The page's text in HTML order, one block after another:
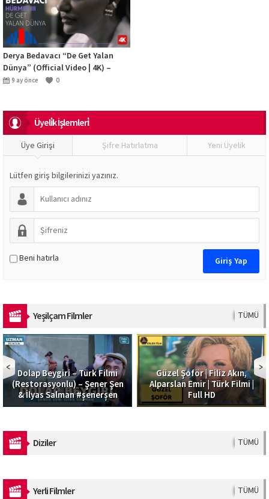
Derya Bedavacı “De Get Yalan
Dünya” (Official Video | 4K) –
“İbrahim Erkal Hürmet III”
9 ay önce 0
Üyeli̇k İşlemleri̇
Üye Girişi Şifre Hatırlatma Yeni Üyelik
Lütfen giriş bilgilerinizi yazınız.
Beni hatırla
Yeşilçam Filmler TÜMÜ
Dolap Beygiri – Türk Filmi
(Restorasyonlu) – Şener Şen
& İlyas Salman #şenerşen
Güzel Şoför | Filiz Akın,
Alparslan Emir | Türk Filmi |
Full HD
Diziler TÜMÜ
Yerli Filmler TÜMÜ